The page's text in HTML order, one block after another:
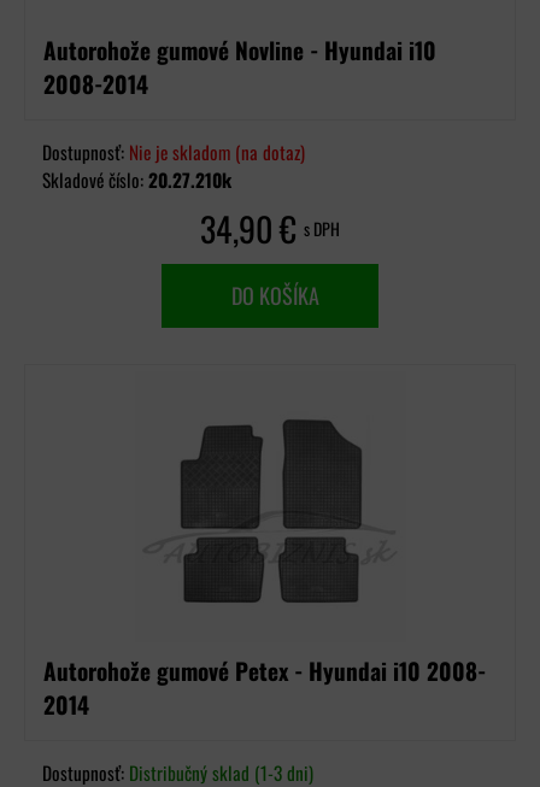
Autorohože gumové Novline - Hyundai i10
2008-2014
Dostupnosť: Nie je skladom (na dotaz)
Skladové číslo:20.27.210k
34,90 € s DPH
DO KOŠÍKA
Autorohože gumové Petex - Hyundai i10 2008-
2014
Dostupnosť: Distribučný sklad (1-3 dni)